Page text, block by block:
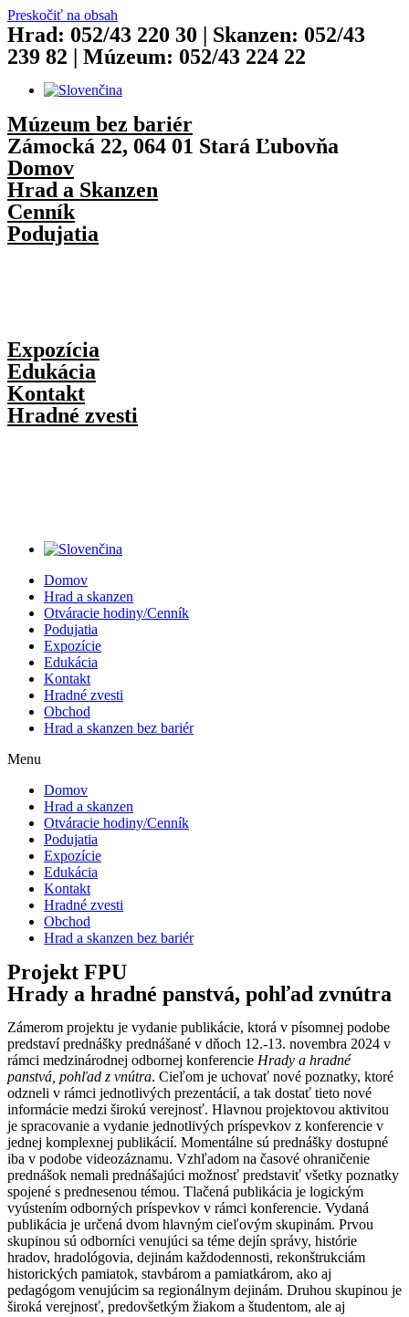
Preskočiť na obsah
Hrad: 052/43 220 30 | Skanzen: 052/43
239 82 | Múzeum: 052/43 224 22
Múzeum bez bariér
Zámocká 22, 064 01 Stará Ľubovňa
Domov
Hrad a Skanzen
Cenník
Podujatia
Expozícia
Edukácia
Kontakt
Hradné zvesti
Domov
Hrad a skanzen
Otváracie hodiny/Cenník
Podujatia
Expozície
Edukácia
Kontakt
Hradné zvesti
Obchod
Hrad a skanzen bez bariér
Menu
Domov
Hrad a skanzen
Otváracie hodiny/Cenník
Podujatia
Expozície
Edukácia
Kontakt
Hradné zvesti
Obchod
Hrad a skanzen bez bariér
Projekt FPU
Hrady a hradné panstvá, pohľad zvnútra
Zámerom projektu je vydanie publikácie, ktorá v písomnej podobe
predstaví prednášky prednášané v dňoch 12.-13. novembra 2024 v
rámci medzinárodnej odbornej konferencie Hrady a hradné
panstvá, pohľad z vnútra. Cieľom je uchovať nové poznatky, ktoré
odzneli v rámci jednotlivých prezentácií, a tak dostať tieto nové
informácie medzi širokú verejnosť. Hlavnou projektovou aktivitou
je spracovanie a vydanie jednotlivých príspevkov z konferencie v
jednej komplexnej publikácií. Momentálne sú prednášky dostupné
iba v podobe videozáznamu. Vzhľadom na časové ohraničenie
prednášok nemali prednášajúci možnosť predstaviť všetky poznatky
spojené s prednesenou témou. Tlačená publikácia je logickým
vyústením odborných príspevkov v rámci konferencie. Vydaná
publikácia je určená dvom hlavným cieľovým skupinám. Prvou
skupinou sú odborníci venujúci sa téme dejín správy, histórie
hradov, hradológovia, dejinám každodennosti, rekonštrukciám
historických pamiatok, stavbárom a pamiatkárom, ako aj
pedagógom venujúcim sa regionálnym dejinám. Druhou skupinou je
široká verejnosť, predovšetkým žiakom a študentom, ale aj